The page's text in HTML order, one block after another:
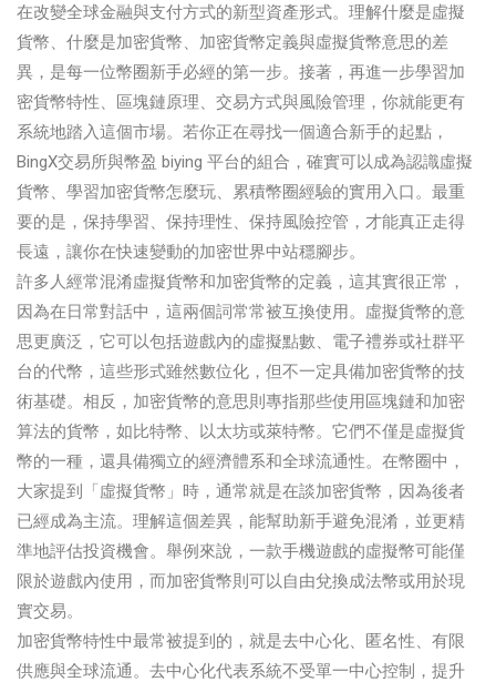
在改變全球金融與支付方式的新型資產形式。理解什麼是虛擬
貨幣、什麼是加密貨幣、加密貨幣定義與虛擬貨幣意思的差
異，是每一位幣圈新手必經的第一步。接著，再進一步學習加
密貨幣特性、區塊鏈原理、交易方式與風險管理，你就能更有
系統地踏入這個市場。若你正在尋找一個適合新手的起點，
BingX交易所與幣盈 biying 平台的組合，確實可以成為認識虛擬
貨幣、學習加密貨幣怎麼玩、累積幣圈經驗的實用入口。最重
要的是，保持學習、保持理性、保持風險控管，才能真正走得
長遠，讓你在快速變動的加密世界中站穩腳步。
許多人經常混淆虛擬貨幣和加密貨幣的定義，這其實很正常，
因為在日常對話中，這兩個詞常常被互換使用。虛擬貨幣的意
思更廣泛，它可以包括遊戲內的虛擬點數、電子禮券或社群平
台的代幣，這些形式雖然數位化，但不一定具備加密貨幣的技
術基礎。相反，加密貨幣的意思則專指那些使用區塊鏈和加密
算法的貨幣，如比特幣、以太坊或萊特幣。它們不僅是虛擬貨
幣的一種，還具備獨立的經濟體系和全球流通性。在幣圈中，
大家提到「虛擬貨幣」時，通常就是在談加密貨幣，因為後者
已經成為主流。理解這個差異，能幫助新手避免混淆，並更精
準地評估投資機會。舉例來說，一款手機遊戲的虛擬幣可能僅
限於遊戲內使用，而加密貨幣則可以自由兌換成法幣或用於現
實交易。
加密貨幣特性中最常被提到的，就是去中心化、匿名性、有限
供應與全球流通。去中心化代表系統不受單一中心控制，提升